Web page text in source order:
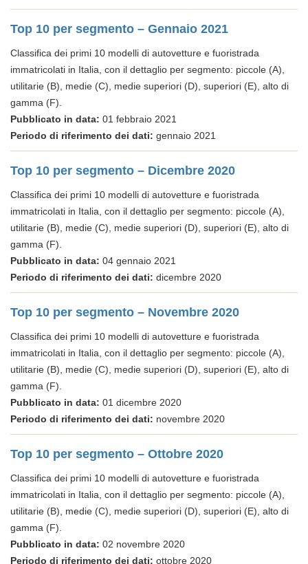
Top 10 per segmento – Gennaio 2021
Classifica dei primi 10 modelli di autovetture e fuoristrada
immatricolati in Italia, con il dettaglio per segmento: piccole (A),
utilitarie (B), medie (C), medie superiori (D), superiori (E), alto di
gamma (F).
Pubblicato in data: 01 febbraio 2021
Periodo di riferimento dei dati: gennaio 2021
Top 10 per segmento – Dicembre 2020
Classifica dei primi 10 modelli di autovetture e fuoristrada
immatricolati in Italia, con il dettaglio per segmento: piccole (A),
utilitarie (B), medie (C), medie superiori (D), superiori (E), alto di
gamma (F).
Pubblicato in data: 04 gennaio 2021
Periodo di riferimento dei dati: dicembre 2020
Top 10 per segmento – Novembre 2020
Classifica dei primi 10 modelli di autovetture e fuoristrada
immatricolati in Italia, con il dettaglio per segmento: piccole (A),
utilitarie (B), medie (C), medie superiori (D), superiori (E), alto di
gamma (F).
Pubblicato in data: 01 dicembre 2020
Periodo di riferimento dei dati: novembre 2020
Top 10 per segmento – Ottobre 2020
Classifica dei primi 10 modelli di autovetture e fuoristrada
immatricolati in Italia, con il dettaglio per segmento: piccole (A),
utilitarie (B), medie (C), medie superiori (D), superiori (E), alto di
gamma (F).
Pubblicato in data: 02 novembre 2020
Periodo di riferimento dei dati: ottobre 2020